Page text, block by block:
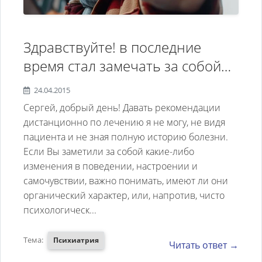
период и все нормализуется, но
это болезнь. В разговоре
признает, что ее стиль жизни
неправилен и пагубен, но
справиться со своими нервами
не может. Дома она не находит
себе места и при первой
возможности уходит. Мы очень
затянули с обращением к
специалисту, и теперь я не
уверена, что она согласиться
пройти обследование
добровольно, но, думаю, что
Здравствуйте! в последние
время стал замечать за собой
странное поведение и резкое
проявление агрессии, как я уже
понял ранее они тоже
проявлялись но я не придавал
этому такого значения так как
считал это вполне нормальным
явлением проявления моего
характера. Очень панически
временами бывает подавленна
самооценка, жуткое настроение,
24.04.2015
Сергей, добрый день! Давать рекомендации
дистанционно по лечению я не могу, не видя
пациента и не зная полную историю болезни.
Если Вы заметили за собой какие-либо
изменения в поведении, настроении и
самочувствии, важно понимать, имеют ли они
органический характер, или, напротив, чисто
психологическ...
Тема: Психиатрия Читать ответ →